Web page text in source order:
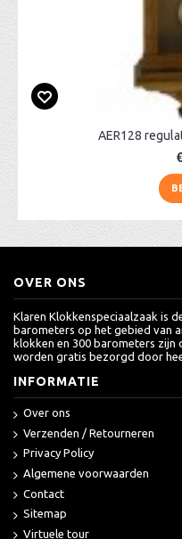
AER128
OVER ONS
Klaren Klokkenspeciaalzaak is
barometers op het gebied van
klokken en 300 barometers
worden gratis bezorgd door
INFORMATIE
Over ons
Verzenden / Retourneren
Privacy Policy
Algemene voorwaarden
Contact
Sitemap
Virtuele tour